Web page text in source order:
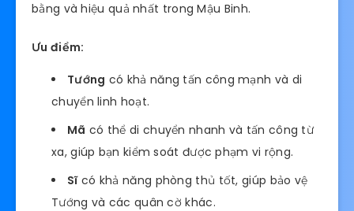
bằng và hiệu quả nhất trong Mậu Binh.
Ưu điểm:
Tướng có khả năng tấn công mạnh và di
chuyển linh hoạt.
Mã có thể di chuyển nhanh và tấn công từ
xa, giúp bạn kiểm soát được phạm vi rộng.
Sĩcó khả năng phòng thủ tốt, giúp bảo vệ
Tướng và các quân cờ khác.